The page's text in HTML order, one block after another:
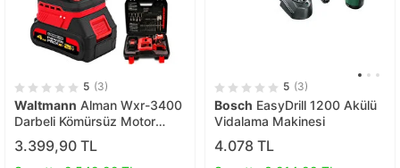
5 (3)
Waltmann Alman Wxr-3400
Darbeli Kömürsüz Motor
Samsung Pilli 2 Akülü
Vidalama Matkap + 84
3.399,90 TL
5 (3)
Bosch EasyDrill 1200 Akülü
Vidalama Makinesi
4.078 TL